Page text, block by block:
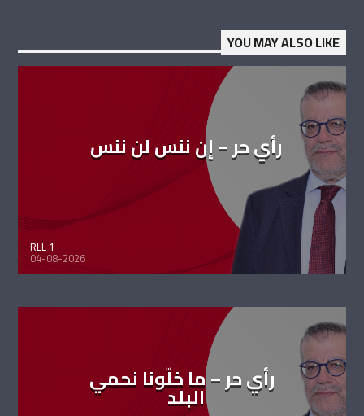
YOU MAY ALSO LIKE
رأي حر – إن ننسَ لن ننس
RLL 1
04-08-2026
رأي حر – ما خلّونا نحمي
البلد